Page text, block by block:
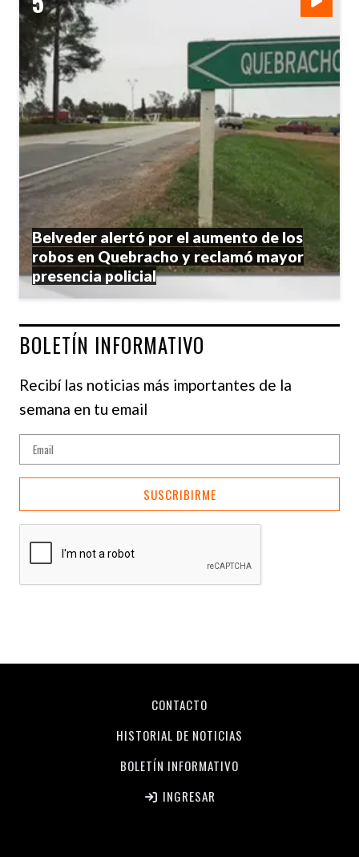
Belveder alertó por el aumento de los
robos en Quebracho y reclamó mayor
presencia policial
BOLETÍN INFORMATIVO
Recibí las noticias más importantes de la
semana en tu email
SUSCRIBIRME
CONTACTO
HISTORIAL DE NOTICIAS
BOLETÍN INFORMATIVO
INGRESAR